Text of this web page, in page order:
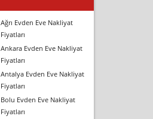
Ağrı Evden Eve Nakliyat
Fiyatları
Ankara Evden Eve Nakliyat
Fiyatları
Antalya Evden Eve Nakliyat
Fiyatları
Bolu Evden Eve Nakliyat
Fiyatları